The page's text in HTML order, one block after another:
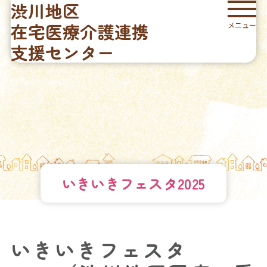
渋川地区
在宅医療介護連携
支援センター
メニュー
いきいきフェスタ2025
いきいきフェスタ